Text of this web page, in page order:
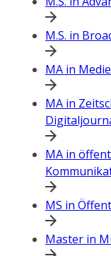
M.S. in
MA in
MA in
MA in
MS in
Master in